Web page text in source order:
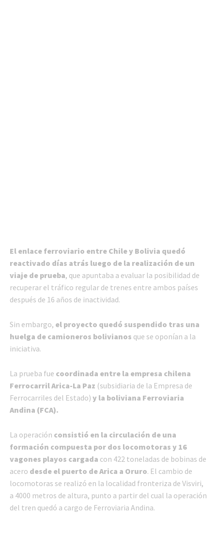
El enlace ferroviario entre Chile y Bolivia quedó
reactivado días atrás luego de la realización de un
viaje de prueba, que apuntaba a evaluar la posibilidad de
recuperar el tráfico regular de trenes entre ambos países
después de 16 años de inactividad.
Sin embargo, el proyecto quedó suspendido tras una
huelga de camioneros bolivianos que se oponían a la
iniciativa.
La prueba fue coordinada entre la empresa chilena
Ferrocarril Arica-La Paz (subsidiaria de la Empresa de
Ferrocarriles del Estado) y la boliviana Ferroviaria
Andina (FCA).
La operación consistió en la circulación de una
formación compuesta por dos locomotoras y 16
vagones playos cargada con 422 toneladas de bobinas de
acero desde el puerto de Arica a Oruro. El cambio de
locomotoras se realizó en la localidad fronteriza de Visviri,
a 4000 metros de altura, punto a partir del cual la operación
del tren quedó a cargo de Ferroviaria Andina.